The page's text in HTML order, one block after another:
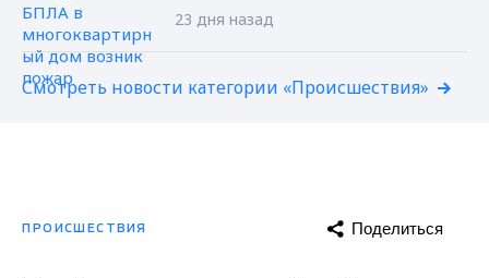
23 дня назад
Смотреть новости категории «Происшествия»
ПРОИСШЕСТВИЯ Поделиться